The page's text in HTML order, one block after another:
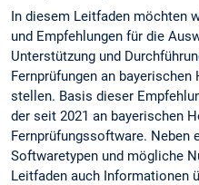
In diesem Leitfaden möchten
und Empfehlungen für die
Unterstützung und
Fernprüfungen an
stellen. Basis dieser
der seit 2021 an bayerischen
Fernprüfungssoftware. Neben
Softwaretypen und mögliche
Leitfaden auch Informationen